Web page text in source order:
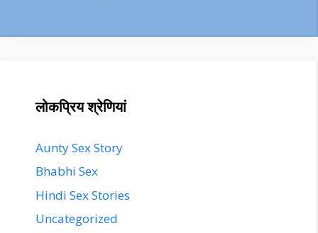
लोकप्रिय श्रेणियां
Aunty Sex Story
Bhabhi Sex
Hindi Sex Stories
Uncategorized